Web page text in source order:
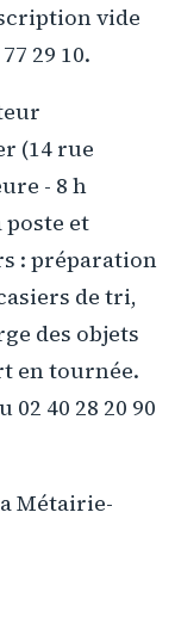
vide
29 10.
(14 rue
- 8 h
et
: préparation
de tri,
des objets
en tournée.
40 28 20 90
Métairie-